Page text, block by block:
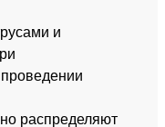
и
распределяют